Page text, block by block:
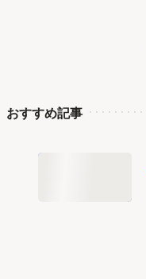
おすすめ記事